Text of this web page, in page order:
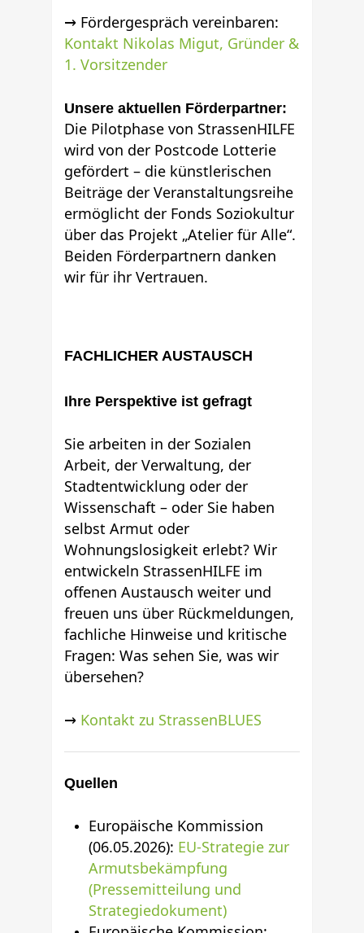
→ Fördergespräch vereinbaren:
Kontakt Nikolas Migut, Gründer &
1. Vorsitzender
Unsere aktuellen Förderpartner:
Die Pilotphase von StrassenHILFE
wird von der Postcode Lotterie
gefördert – die künstlerischen
Beiträge der Veranstaltungsreihe
ermöglicht der Fonds Soziokultur
über das Projekt „Atelier für Alle“.
Beiden Förderpartnern danken
wir für ihr Vertrauen.
FACHLICHER AUSTAUSCH
Ihre Perspektive ist gefragt
Sie arbeiten in der Sozialen
Arbeit, der Verwaltung, der
Stadtentwicklung oder der
Wissenschaft – oder Sie haben
selbst Armut oder
Wohnungslosigkeit erlebt? Wir
entwickeln StrassenHILFE im
offenen Austausch weiter und
freuen uns über Rückmeldungen,
fachliche Hinweise und kritische
Fragen: Was sehen Sie, was wir
übersehen?
→ Kontakt zu StrassenBLUES
Quellen
Europäische Kommission
(06.05.2026): EU-Strategie zur
Armutsbekämpfung
(Pressemitteilung und
Strategiedokument)